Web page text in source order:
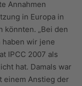
Annahmen
in Europa in
könnten. „Bei den
wir jene
IPCC 2007 als
hat. Damals war
einem Anstieg der